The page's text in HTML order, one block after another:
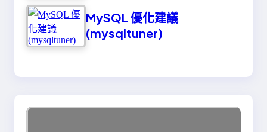
MySQL 優化建議
(mysqltuner)